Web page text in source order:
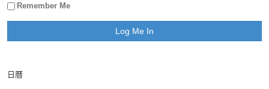
Remember Me
日曆